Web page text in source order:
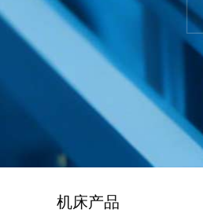
机床产品